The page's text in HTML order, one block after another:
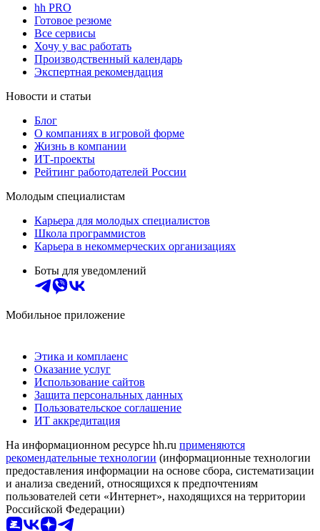
hh PRO
Готовое резюме
Все сервисы
Хочу у вас работать
Производственный календарь
Экспертная рекомендация
Новости и статьи
Блог
О компаниях в игровой форме
Жизнь в компании
ИТ-проекты
Рейтинг работодателей России
Молодым специалистам
Карьера для молодых специалистов
Школа программистов
Карьера в некоммерческих организациях
Боты для уведомлений
Мобильное приложение
Этика и комплаенс
Оказание услуг
Использование сайтов
Защита персональных данных
Пользовательское соглашение
ИТ аккредитация
На информационном ресурсе hh.ru применяются
рекомендательные технологии (информационные технологии
предоставления информации на основе сбора, систематизации
и анализа сведений, относящихся к предпочтениям
пользователей сети «Интернет», находящихся на территории
Российской Федерации)